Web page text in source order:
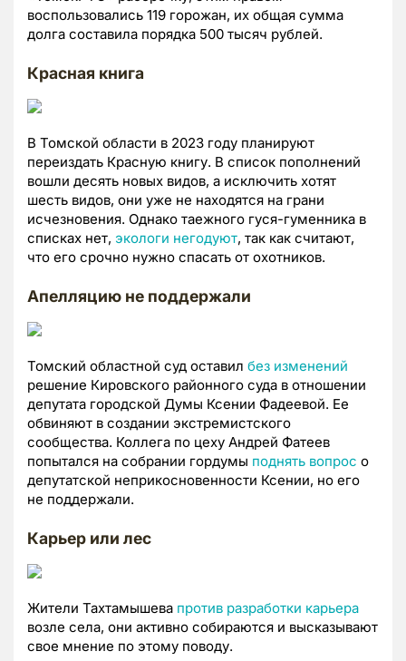
воспользовались 119 горожан, их общая сумма
долга составила порядка 500 тысяч рублей.
Красная книга
В Томской области в 2023 году планируют
переиздать Красную книгу. В список пополнений
вошли десять новых видов, а исключить хотят
шесть видов, они уже не находятся на грани
исчезновения. Однако таежного гуся-гуменника в
списках нет, экологи негодуют, так как считают,
что его срочно нужно спасать от охотников.
Апелляцию не поддержали
Томский областной суд оставил без изменений
решение Кировского районного суда в отношении
депутата городской Думы Ксении Фадеевой. Ее
обвиняют в создании экстремистского
сообщества. Коллега по цеху Андрей Фатеев
попытался на собрании гордумы поднять вопрос о
депутатской неприкосновенности Ксении, но его
не поддержали.
Карьер или лес
Жители Тахтамышева против разработки карьера
возле села, они активно собираются и высказывают
свое мнение по этому поводу.